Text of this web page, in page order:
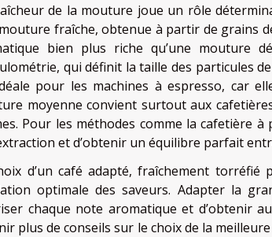
de la mouture joue un rôle
fraîche, obtenue à partir de grains
bien plus riche qu’une mouture
qui définit la taille des particules
pour les machines à espresso, car
moyenne convient surtout aux
Pour les méthodes comme la cafetière
et d’obtenir un équilibre parfait
d’un café adapté, fraîchement
optimale des saveurs. Adapter la
chaque note aromatique et d’obtenir
plus de conseils sur le choix de la